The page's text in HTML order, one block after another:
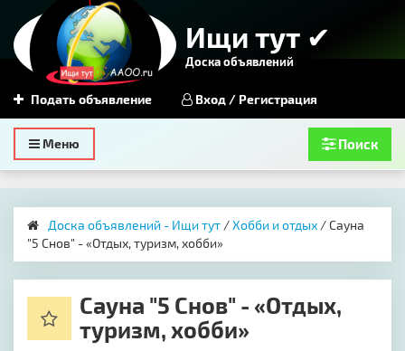
Ищи тут ✔
Доска объявлений
Подать объявление Вход / Регистрация
Toggle
navigation
Меню Поиск
Доска объявлений - Ищи тут /Хобби и отдых / Сауна
"5 Снов" - «Отдых, туризм, хобби»
Сауна "5 Снов" - «Отдых,
туризм, хобби»